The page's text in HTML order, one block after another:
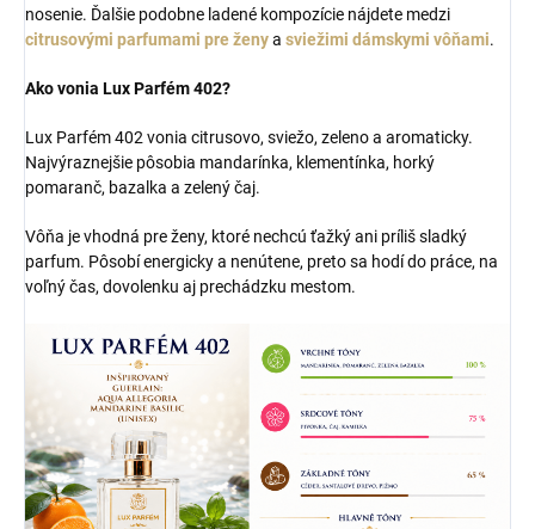
nosenie. Ďalšie podobne ladené kompozície nájdete medzi
citrusovými parfumami pre ženya sviežimi dámskymi vôňami.
Ako vonia Lux Parfém 402?
Lux Parfém 402 vonia citrusovo, sviežo, zeleno a aromaticky.
Najvýraznejšie pôsobia mandarínka, klementínka, horký
pomaranč, bazalka a zelený čaj.
Vôňa je vhodná pre ženy, ktoré nechcú ťažký ani príliš sladký
parfum. Pôsobí energicky a nenútene, preto sa hodí do práce, na
voľný čas, dovolenku aj prechádzku mestom.